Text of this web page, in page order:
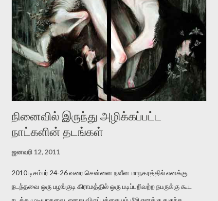
விட்டபடி இருக்கும் என்று ஒரு அச்சத்தை வெளிப்படுத்தியபடி
இருக்கிறார். அவர் கடுமையான பாதுகாப்பின்மை மனநிலையில் உள்ளார்.
உயிர்மை அவரை தாக்க உத்தேசித்தாலும் இல்லை என்றாலும்
ஜெயமோகன் அந்த பிரமையால் தொடர்ந்து அச்சுறுத்தலுக்கு உள்ளாகி
உள்ளார். உங்களை பற்றின இந்த தாக்குதல் கூட இதன் வெளிப்பாடு தான்”.
உண்மையே! ராக்கி படத்தில் குத்துச்சண்டை வீரராக வரும் சில்வெஸ்டர்
ஓரிடத்தில் சொல்வார்: ...
நினைவில் இருந்து அழிக்கப்பட்ட
நாட்களின் தடங்கள்
ஜனவரி 12, 2011
2010 டிசம்பர் 24-26 வரை சென்னை நவீன மாநகரத்தில் எனக்கு
நடந்தவை ஒரு பழங்குடி கிராமத்தில் ஒரு படிப்பறிவற்ற நபருக்கு கூட